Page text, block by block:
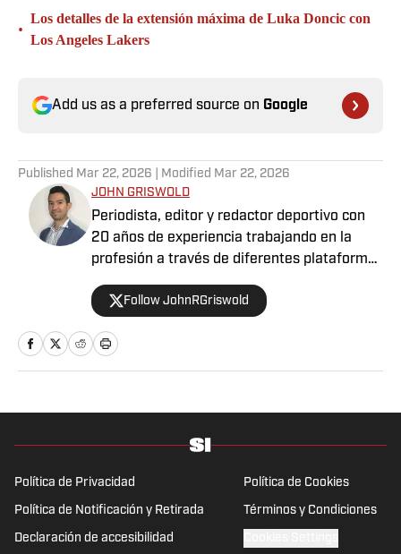
•
Los detalles de la extensión máxima de Luka Doncic con
Los Angeles Lakers
Add us as a preferred source on Google
Published Mar 22, 2026 | Modified Mar 22, 2026
JOHN GRISWOLD
Periodista, editor y redactor deportivo con
20 años de experiencia trabajando en la
profesión a través de diferentes plataformas
eventos a nivel internacional en países como
Puerto Rico y España. Apasionado del fútbol,
tener la oportunidad de combinar la
opinando, con el deporte, es un auténtico
privilegio.
Follow JohnRGriswold
Política de Privacidad Política de Cookies
Política de Notificación y Retirada Términos y Condiciones
Declaración de accesibilidad